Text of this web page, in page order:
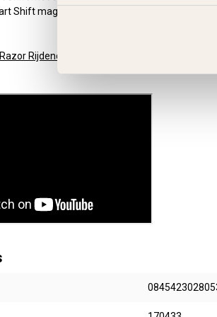
Shift mag je rijden op "eigen terrein".
Rijdend Speelgoed